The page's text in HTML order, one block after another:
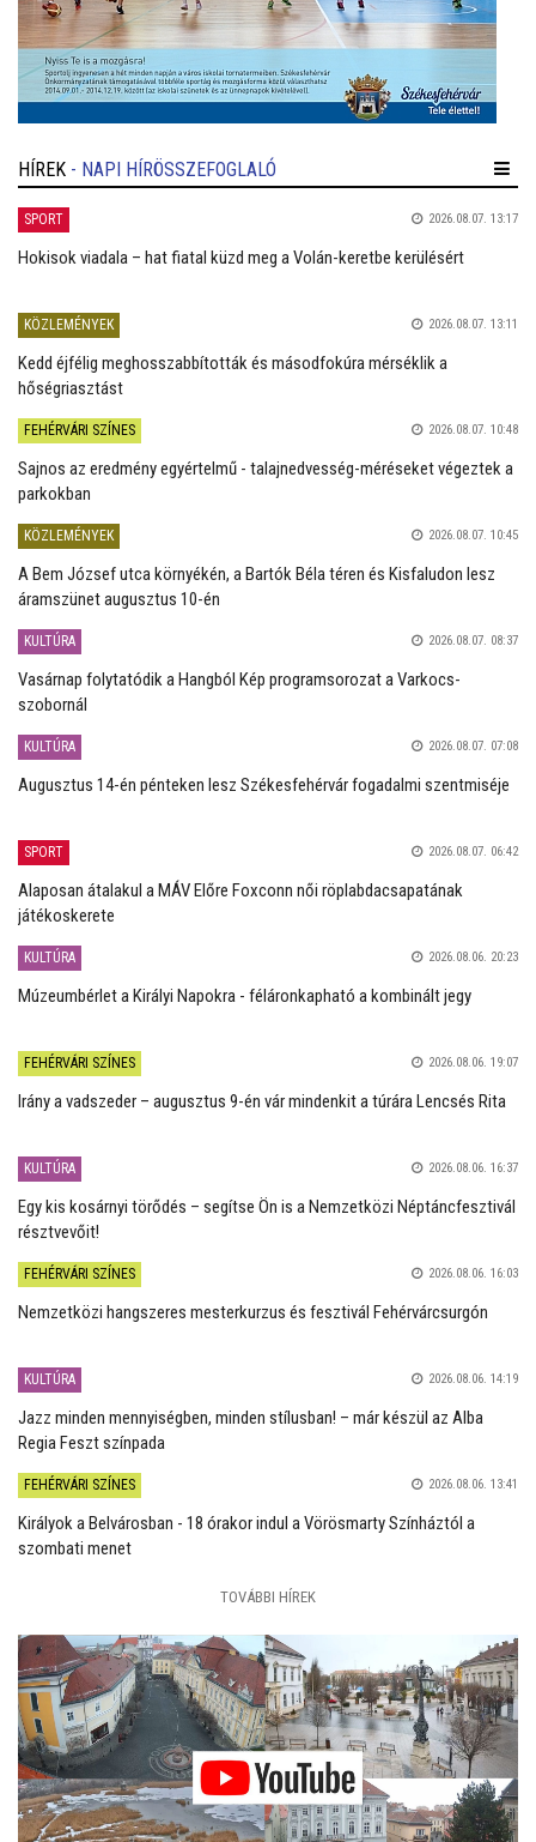
HÍREK - NAPI HÍRÖSSZEFOGLALÓ
SPORT 2026.08.07. 13:17
Hokisok viadala – hat fiatal küzd meg a Volán-keretbe kerülésért
KÖZLEMÉNYEK 2026.08.07. 13:11
Kedd éjfélig meghosszabbították és másodfokúra mérséklik a
hőségriasztást
FEHÉRVÁRI SZÍNES 2026.08.07. 10:48
Sajnos az eredmény egyértelmű - talajnedvesség-méréseket végeztek a
parkokban
KÖZLEMÉNYEK 2026.08.07. 10:45
A Bem József utca környékén, a Bartók Béla téren és Kisfaludon lesz
áramszünet augusztus 10-én
KULTÚRA 2026.08.07. 08:37
Vasárnap folytatódik a Hangból Kép programsorozat a Varkocs-
szobornál
KULTÚRA 2026.08.07. 07:08
Augusztus 14-én pénteken lesz Székesfehérvár fogadalmi szentmiséje
SPORT 2026.08.07. 06:42
Alaposan átalakul a MÁV Előre Foxconn női röplabdacsapatának
játékoskerete
KULTÚRA 2026.08.06. 20:23
Múzeumbérlet a Királyi Napokra - féláronkapható a kombinált jegy
FEHÉRVÁRI SZÍNES 2026.08.06. 19:07
Irány a vadszeder – augusztus 9-én vár mindenkit a túrára Lencsés Rita
KULTÚRA 2026.08.06. 16:37
Egy kis kosárnyi törődés – segítse Ön is a Nemzetközi Néptáncfesztivál
résztvevőit!
FEHÉRVÁRI SZÍNES 2026.08.06. 16:03
Nemzetközi hangszeres mesterkurzus és fesztivál Fehérvárcsurgón
KULTÚRA 2026.08.06. 14:19
Jazz minden mennyiségben, minden stílusban! – már készül az Alba
Regia Feszt színpada
FEHÉRVÁRI SZÍNES 2026.08.06. 13:41
Királyok a Belvárosban - 18 órakor indul a Vörösmarty Színháztól a
szombati menet
TOVÁBBI HÍREK